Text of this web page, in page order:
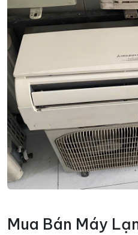
Mua Bán Máy